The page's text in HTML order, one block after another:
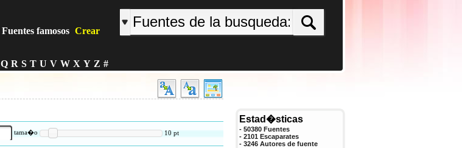
Fuentes famosos Crear
Q R S T U V W X Y Z #
tama�o 10 pt
Estad�sticas
- 50380 Fuentes
- 2101 Escaparates
- 3246 Autores de fuente